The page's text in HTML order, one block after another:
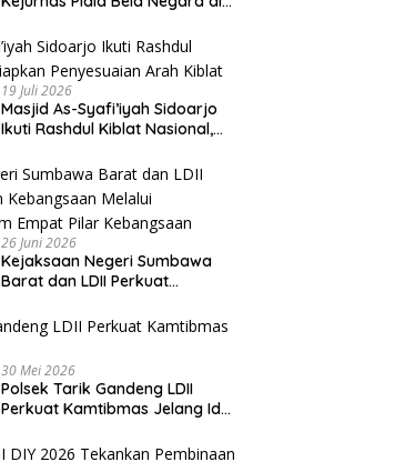
Apresiasi
19 Juli 2026
Masjid As-Syafi’iyah Sidoarjo
Ikuti Rashdul Kiblat Nasional,
Kiblat
26 Juni 2026
Kejaksaan Negeri Sumbawa
Barat dan LDII Perkuat
Penyuluhan Hukum Empat Pilar
Kebangsaan
30 Mei 2026
Polsek Tarik Gandeng LDII
Perkuat Kamtibmas Jelang Idul